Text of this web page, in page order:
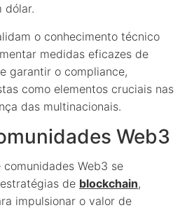
dólar.
o conhecimento técnico
medidas eficazes de
garantir o compliance,
como elementos cruciais nas
das multinacionais.
Web3
Web3 se
de blockchain,
impulsionar o valor de